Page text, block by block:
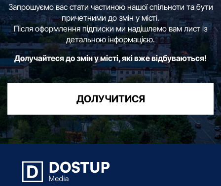
Запрошуємо вас стати частиною нашої спільноти та бути
причетними до змін у місті.
Після оформлення підписки ми надішлемо вам лист із
детальною інформацією.
Долучайтеся до змін у місті, які вже відбуваються!
ДОЛУЧИТИСЯ